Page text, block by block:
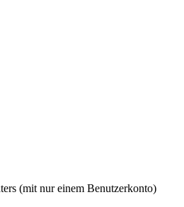
(mit nur einem Benutzerkonto)